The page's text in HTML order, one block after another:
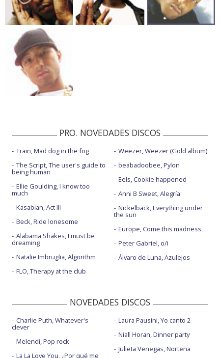
PRO. NOVEDADES DISCOS
Train, Mad dog in the fog
The Script, The user's guide to
being human
Ellie Goulding, I know too
much
Kasabian, Act III
Beck, Ride lonesome
Alabama Shakes, I must be
dreaming
Natalie Imbruglia, Algorithm
FLO, Therapy at the club
Weezer, Weezer (Gold album)
beabadoobee, Pylon
Eels, Cookie happened
Anni B Sweet, Alegría
Nickelback, Everything under
the sun
Europe, Come this madness
Peter Gabriel, o/i
Álvaro de Luna, Azulejos
NOVEDADES DISCOS
Charlie Puth, Whatever's
clever
Melendi, Pop rock
La La Love You, ¿Por qué me
Laura Pausini, Yo canto 2
Niall Horan, Dinner party
Julieta Venegas, Norteña